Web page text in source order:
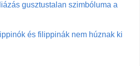
gusztustalan szimbóluma a
és filippinák nem húznak ki